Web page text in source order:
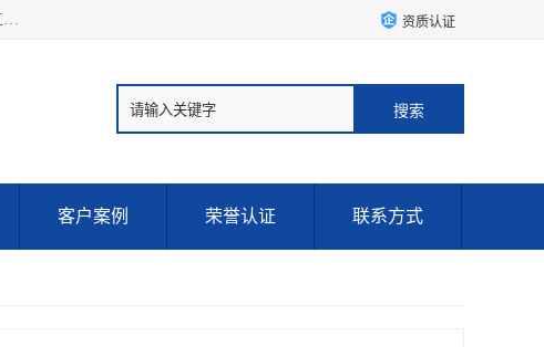
鹤山市沙坪万观通风设备店是一家专业的通风工程方案公司，专注解决酒店、厨房、消防类排烟，地下室通风工程，厂房降温工程，工业除尘净化工程及各类环保通风工程。 资质认证
客户案例 荣誉认证 联系方式